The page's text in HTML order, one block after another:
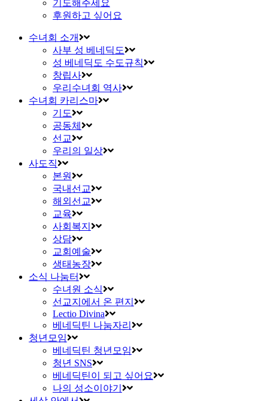
기도해주세요
후원하고 싶어요
수녀회 소개
사부 성 베네딕도
성 베네딕도 수도규칙
창립사
우리수녀회 역사
수녀회 카리스마
기도
공동체
선교
우리의 일상
사도직
본원
국내선교
해외선교
교육
사회복지
상담
교회예술
생태농장
소식 나눔터
수녀원 소식
선교지에서 온 편지
Lectio Divina
베네딕틴 나눔자리
청년모임
베네딕틴 청년모임
청년 SNS
베네딕틴이 되고 싶어요
나의 성소이야기